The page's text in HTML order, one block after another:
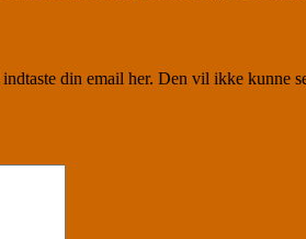
din email her. Den vil ikke kunne